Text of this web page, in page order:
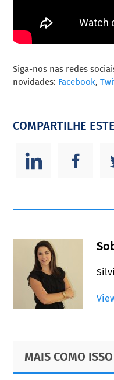
Siga-nos nas redes
novidades: Facebook,
COMPARTILHE
Primary
Sidebar
Footer
MAIS COMO ISSO